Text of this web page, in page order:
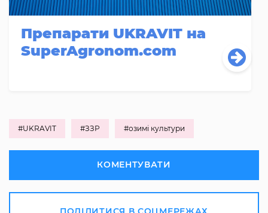
Препарати UKRAVIT на
SuperAgronom.com
#UKRAVIT #ЗЗР #озимі культури
КОМЕНТУВАТИ